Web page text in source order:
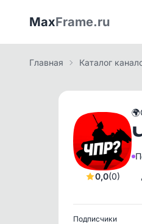
MaxFrame.ru
Главная Каталог
0,0(0)
🌍
Подписчики